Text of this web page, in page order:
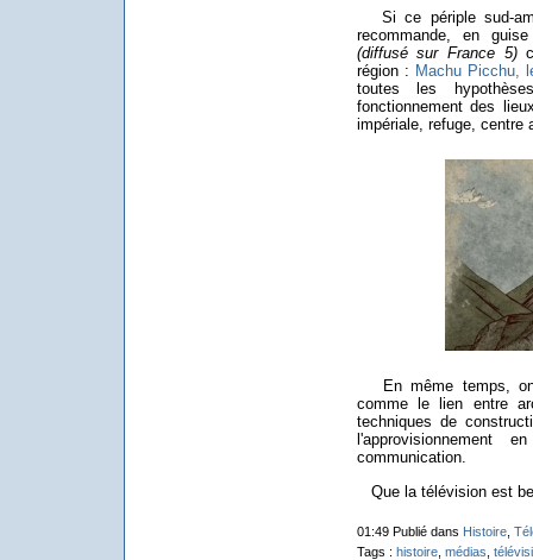
Si ce périple sud-
recommande, en
(diffusé sur France 5)
région : Machu Picchu,
toutes les
fonctionnement des
impériale, refuge, centre
En même temps, on
comme le lien entre
techniques de
communication.
Que la télévision est
01:49 Publié dans Histoire,
Tags : histoire, médias